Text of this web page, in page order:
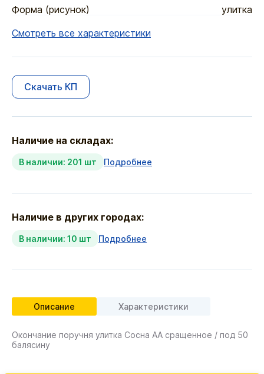
Форма (рисунок)
улитка
Смотреть все характеристики
Скачать КП
Наличие на складах:
В наличии: 201 шт Подробнее
Наличие в других городах:
В наличии: 10 шт Подробнее
Описание Характеристики
Окончание поручня улитка Сосна АА сращенное / под 50
балясину